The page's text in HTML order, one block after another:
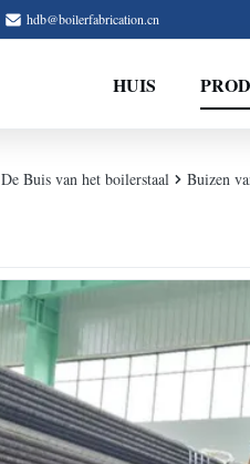
hdb@boilerfabrication.cn
HUIS
De Buis van het boilerstaal Buizen